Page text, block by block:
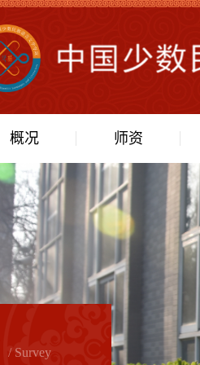
概况 师资
/ Survey